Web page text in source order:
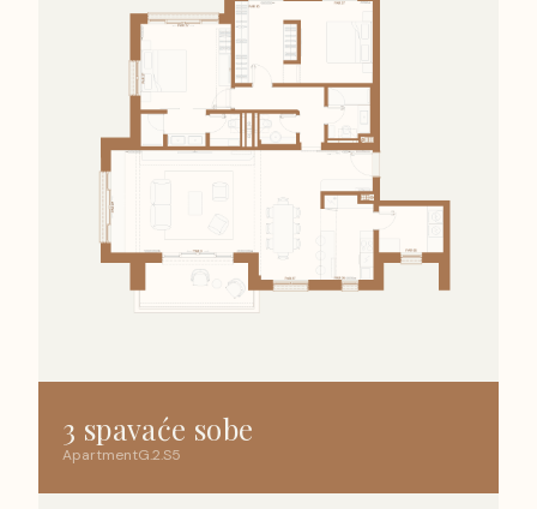
3 spavaće sobe
ApartmentG.2.S5